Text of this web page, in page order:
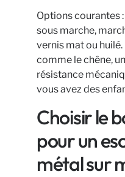
Options courantes
sous marche,
vernis mat ou
comme le chêne,
résistance
vous avez des
Choisir le
pour un
métal sur